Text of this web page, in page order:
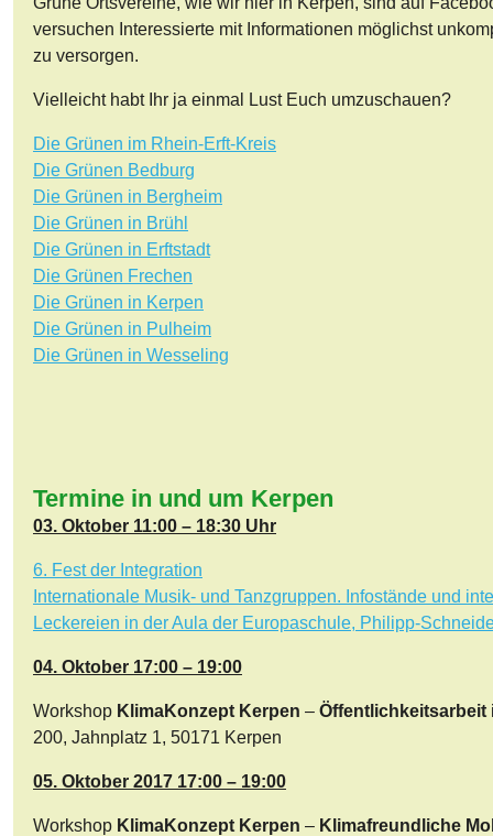
versuchen Interessierte mit Informationen möglichst
zu versorgen.
Vielleicht habt Ihr ja einmal Lust Euch umzuschauen?
Die Grünen im Rhein-Erft-Kreis
Die Grünen Bedburg
Die Grünen in Bergheim
Die Grünen in Brühl
Die Grünen in Erftstadt
Die Grünen Frechen
Die Grünen in Kerpen
Die Grünen in Pulheim
Die Grünen in Wesseling
Termine in und um Kerpen
03. Oktober 11:00 – 18:30 Uhr
6. Fest der Integration
Internationale Musik- und Tanzgruppen. Infostände und
Leckereien in der Aula der Europaschule, Philipp-
04. Oktober 17:00 – 19:00
Workshop KlimaKonzept Kerpen – Öffentlichkeitsarbeit
200, Jahnplatz 1, 50171 Kerpen
05. Oktober 2017 17:00 – 19:00
Workshop KlimaKonzept Kerpen – Klimafreundliche